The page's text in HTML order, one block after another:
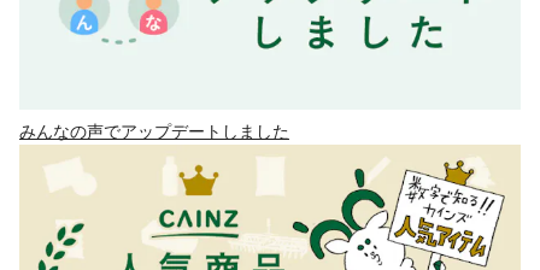
みんなの声でアップデートしました